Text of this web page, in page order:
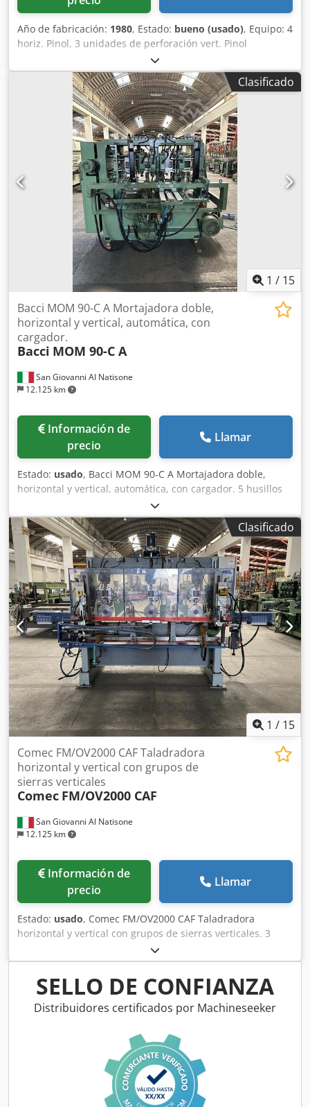
Año de fabricación: 1980, Estado: bueno (usado), Equipo: 4
horiz. Pinol, 3 unidades de perforación vert. Pinol
verticales Diámetro de la mesa giratoria: 400 mm Plato
divisor: paso de 60 Peso: de 2,6 a 1 armario de distribución
Dcjdpenvdmwefx Aqqek 1 depósito de refrigeranteClasificado
1 / 15
San Giovanni Al Natisone
12.125 km
Bacci MOM 90-C A Mortajadora doble,
horizontal y vertical, automática, con
cargador.
Bacci MOM 90-C A
Información de
precio
Llamar
Estado: usado, Bacci MOM 90-C A Mortajadora doble,
horizontal y vertical, automática, con cargador. 5 husillos
verticales por lado Dedpepph Hwjfx Aqqjck 2 husillos
horizontales 6 ajustes de oscilación
Clasificado
1 / 15
San Giovanni Al Natisone
12.125 km
Comec FM/OV2000 CAF Taladradora
horizontal y vertical con grupos de
sierras verticales
Comec FM/OV2000 CAF
Información de
precio
Llamar
Estado: usado, Comec FM/OV2000 CAF Taladradora
horizontal y vertical con grupos de sierras verticales. 3
grupos de sierras verticales Dcedpfjt Hzhtox Aqqok 2
cabezales de taladrado verticales 2 cabezales de taladrado
horizontales 2 cabezales de taladrado frontales + 1 husillo
adicional
SELLO DE CONFIANZA
Distribuidores certificados por Machineseeker